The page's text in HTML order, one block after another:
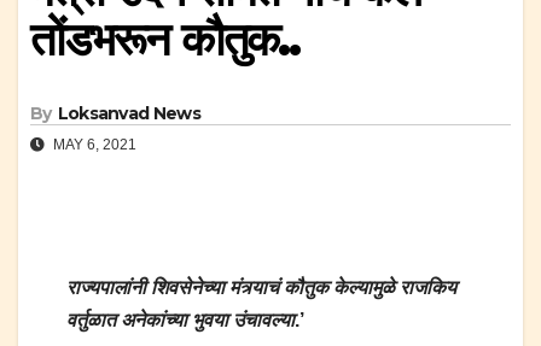
तोंडभरून कौतुक..
By Loksanvad News
MAY 6, 2021
राज्यपालांनी शिवसेनेच्या मंत्र्याचं कौतुक केल्यामुळे राजकिय
वर्तुळात अनेकांच्या भुवया उंचावल्या.’